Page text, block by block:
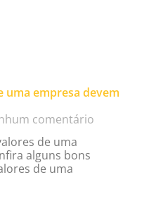
uma empresa devem
comentário
de uma
alguns bons
de uma